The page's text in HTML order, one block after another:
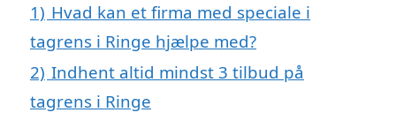
1) Hvad kan et firma med speciale i
tagrens i Ringe hjælpe med?
2) Indhent altid mindst 3 tilbud på
tagrens i Ringe